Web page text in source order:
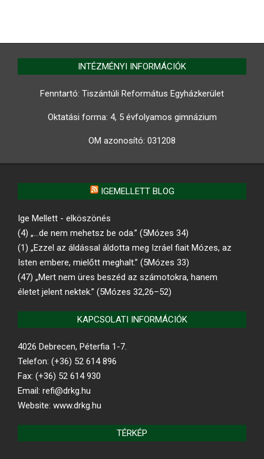
INTÉZMÉNYI INFORMÁCIÓK
Fenntartó: Tiszántúli Református Egyházkerület
Oktatási forma: 4, 5 évfolyamos gimnázium
OM azonosító: 031208
IGEMELLETT BLOG
Ige Mellett - elköszönés
(4) „…de nem mehetsz be oda.” (5Mózes 34)
(1) „Ezzel az áldással áldotta meg Izráel fiait Mózes, az
Isten embere, mielőtt meghalt.” (5Mózes 33)
(47) „Mert nem üres beszéd az számotokra, hanem
életet jelent nektek.” (5Mózes 32,26–52)
KAPCSOLATI INFORMÁCIÓK
4026 Debrecen, Péterfia 1-7.
Telefon: (+36) 52 614 896
Fax: (+36) 52 614 930
Email: refi@drkg.hu
Website: www.drkg.hu
TÉRKÉP